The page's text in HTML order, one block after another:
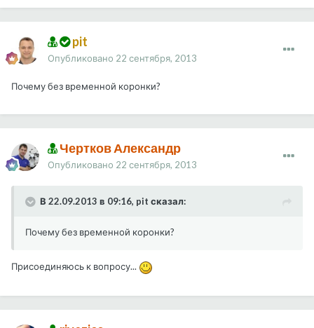
pit
Опубликовано 22 сентября, 2013
Почему без временной коронки?
Чертков Александр
Опубликовано 22 сентября, 2013
В 22.09.2013 в 09:16, pit сказал:
Почему без временной коронки?
Присоединяюсь к вопросу...